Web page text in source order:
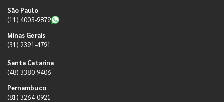
São Paulo
(11) 4003-9879
Minas Gerais
(31) 2391-4791
Santa Catarina
(48) 3380-9406
Pernambuco
(81) 3264-0921